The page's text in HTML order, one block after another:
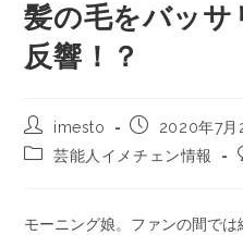
髪の毛をバッ
反響！？
imesto
2020年7月
芸能人イメチェン情報
モーニング娘。ファンの間で